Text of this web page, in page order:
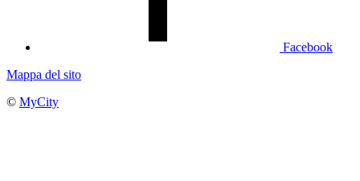
Facebook
Mappa del sito
© MyCity